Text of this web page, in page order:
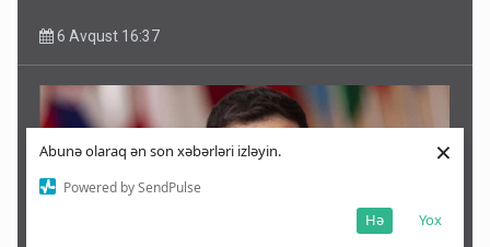
Abunə olaraq ən son xəbərləri izləyin.
Powered by SendPulse
Yox
Hə
×
6 Avqust 16:37